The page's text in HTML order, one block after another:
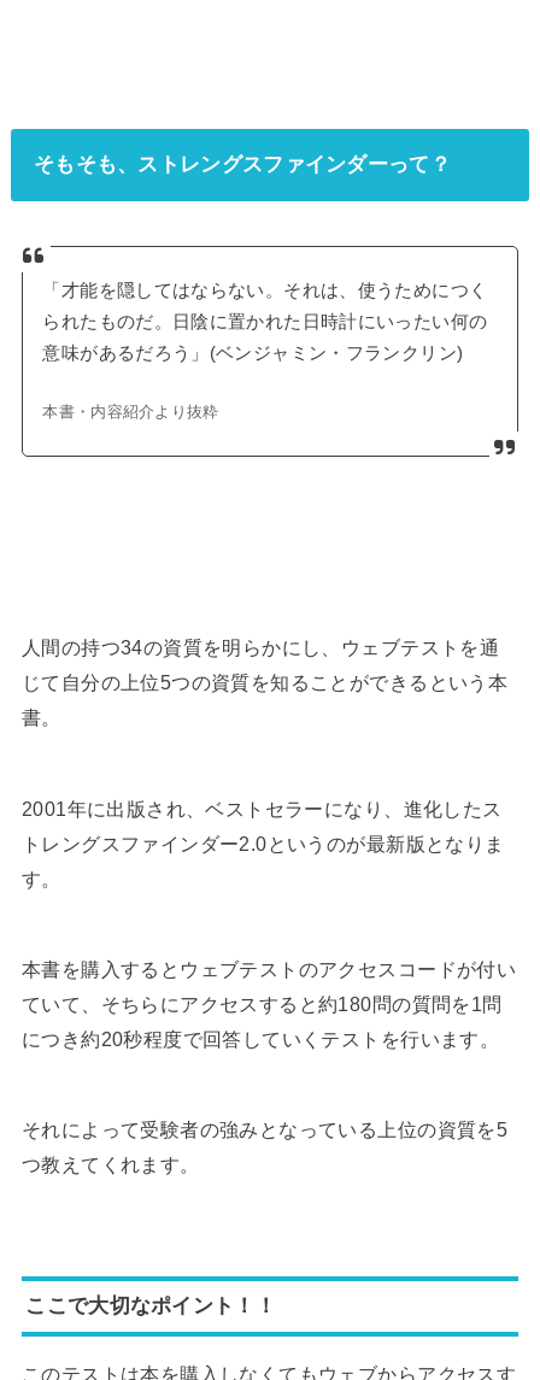
そもそも、ストレングスファインダーって？
「才能を隠してはならない。それは、使うためにつく
られたものだ。日陰に置かれた日時計にいったい何の
意味があるだろう」(ベンジャミン・フランクリン)
本書・内容紹介より抜粋
人間の持つ34の資質を明らかにし、ウェブテストを通
じて自分の上位5つの資質を知ることができるという本
書。
2001年に出版され、ベストセラーになり、進化したス
トレングスファインダー2.0というのが最新版となりま
す。
本書を購入するとウェブテストのアクセスコードが付い
ていて、そちらにアクセスすると約180問の質問を1問
につき約20秒程度で回答していくテストを行います。
それによって受験者の強みとなっている上位の資質を5
つ教えてくれます。
ここで大切なポイント！！
このテストは本を購入しなくてもウェブからアクセスす